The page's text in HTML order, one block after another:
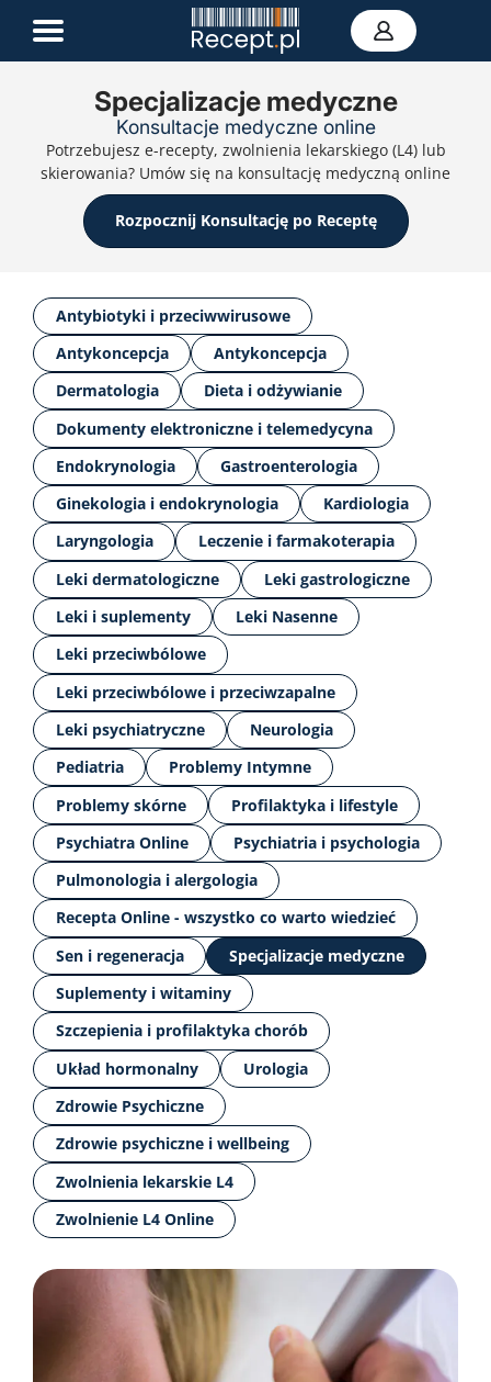
E-recepta
Zwolnienie L4
E-skierowanie
Teleporada
Portal zdrowia
Specjalizacje medyczne
Konsultacje medyczne online
Potrzebujesz e-recepty, zwolnienia lekarskiego (L4) lub
skierowania? Umów się na konsultację medyczną online
Rozpocznij Konsultację po Receptę
Antybiotyki i przeciwwirusowe
Antykoncepcja
Antykoncepcja
Dermatologia
Dieta i odżywianie
Dokumenty elektroniczne i telemedycyna
Endokrynologia
Gastroenterologia
Ginekologia i endokrynologia
Kardiologia
Laryngologia
Leczenie i farmakoterapia
Leki dermatologiczne
Leki gastrologiczne
Leki i suplementy
Leki Nasenne
Leki przeciwbólowe
Leki przeciwbólowe i przeciwzapalne
Leki psychiatryczne
Neurologia
Pediatria
Problemy Intymne
Problemy skórne
Profilaktyka i lifestyle
Psychiatra Online
Psychiatria i psychologia
Pulmonologia i alergologia
Recepta Online - wszystko co warto wiedzieć
Sen i regeneracja
Specjalizacje medyczne
Suplementy i witaminy
Szczepienia i profilaktyka chorób
Układ hormonalny
Urologia
Zdrowie Psychiczne
Zdrowie psychiczne i wellbeing
Zwolnienia lekarskie L4
Zwolnienie L4 Online